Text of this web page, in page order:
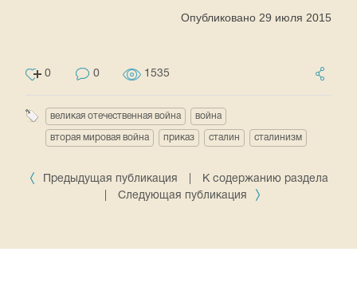
Опубликовано 29 июля 2015
0 0 1535
великая отечественная война война
вторая мировая война приказ сталин сталинизм
Предыдущая публикация
К содержанию раздела
Следующая публикация